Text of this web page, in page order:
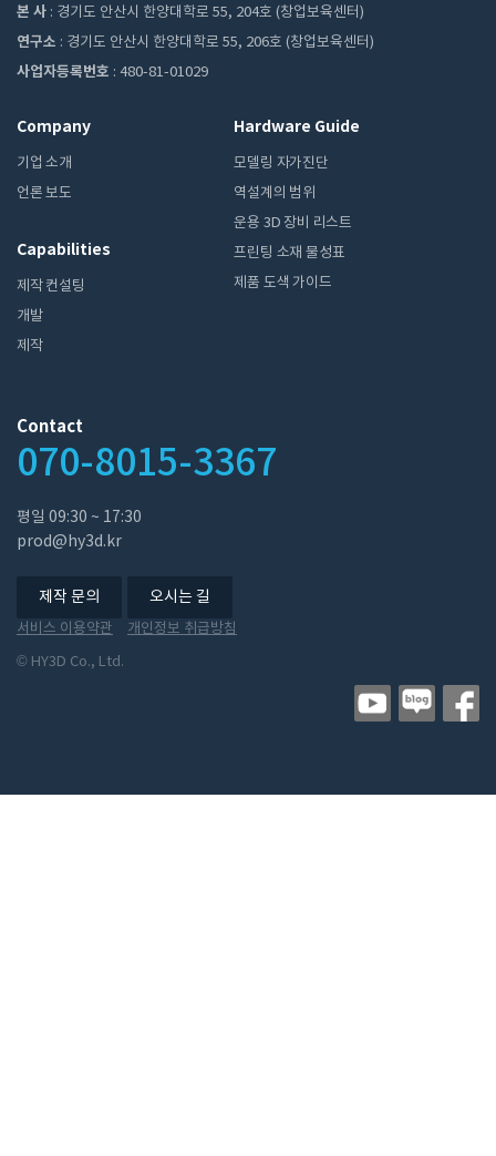
본 사 : 경기도 안산시 한양대학로 55, 204호 (창업보육센터)
연구소 : 경기도 안산시 한양대학로 55, 206호 (창업보육센터)
사업자등록번호 : 480-81-01029
Company
기업 소개
언론 보도
Capabilities
제작 컨설팅
개발
제작
Hardware Guide
모델링 자가진단
역설계의 범위
운용 3D 장비 리스트
프린팅 소재 물성표
제품 도색 가이드
Contact
070-8015-3367
평일 ​09:30 ~ 17:30
prod@hy3d.kr
제작 문의 오시는 길
서비스 이용약관
개인정보 취급방침
© HY3D Co., Ltd.